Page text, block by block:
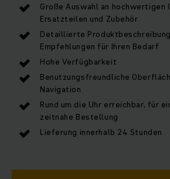
Große Auswahl an hochwertigen
Ersatzteilen und Zubehör
Detaillierte
Empfehlungen für Ihren Bedarf
Hohe Verfügbarkeit
Benutzungsfreundliche
Navigation
Rund um die Uhr erreichbar, für
zeitnahe Bestellung
Lieferung innerhalb 24 Stunden